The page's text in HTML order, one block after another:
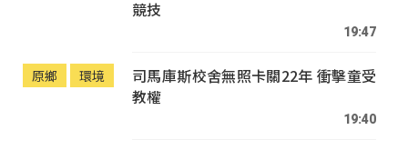
競技
19:47
原鄉 環境
司馬庫斯校舍無照卡關22年 衝擊童受
教權
19:40